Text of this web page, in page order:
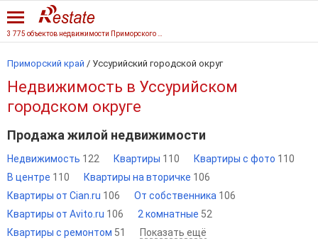
Приморский край / Уссурийский городской округ
Недвижимость в Уссурийском
городском округе
Продажа жилой недвижимости
Недвижимость 122 Квартиры 110 Квартиры с фото 110
В центре 110 Квартиры на вторичке 106
Квартиры от Cian.ru 106 От собственника 106
Квартиры от Avito.ru 106 2 комнатные 52
Квартиры с ремонтом 51 Показать ещё